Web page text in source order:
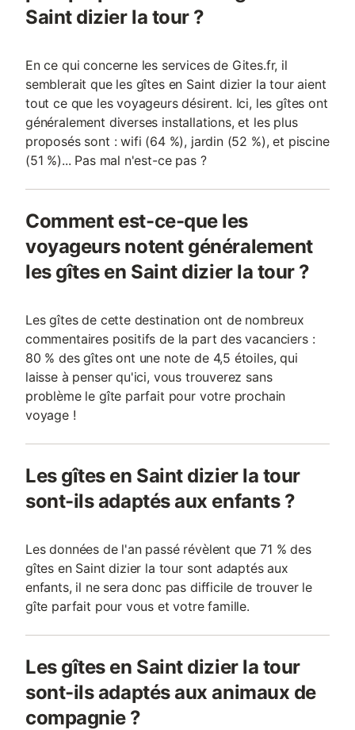
Saint dizier la tour ?
En ce qui concerne les services de Gites.fr, il
semblerait que les gîtes en Saint dizier la tour aient
tout ce que les voyageurs désirent. Ici, les gîtes ont
généralement diverses installations, et les plus
proposés sont : wifi (64 %), jardin (52 %), et piscine
(51 %)... Pas mal n'est-ce pas ?
Comment est-ce-que les
voyageurs notent généralement
les gîtes en Saint dizier la tour ?
Les gîtes de cette destination ont de nombreux
commentaires positifs de la part des vacanciers :
80 % des gîtes ont une note de 4,5 étoiles, qui
laisse à penser qu'ici, vous trouverez sans
problème le gîte parfait pour votre prochain
voyage !
Les gîtes en Saint dizier la tour
sont-ils adaptés aux enfants ?
Les données de l'an passé révèlent que 71 % des
gîtes en Saint dizier la tour sont adaptés aux
enfants, il ne sera donc pas difficile de trouver le
gîte parfait pour vous et votre famille.
Les gîtes en Saint dizier la tour
sont-ils adaptés aux animaux de
compagnie ?